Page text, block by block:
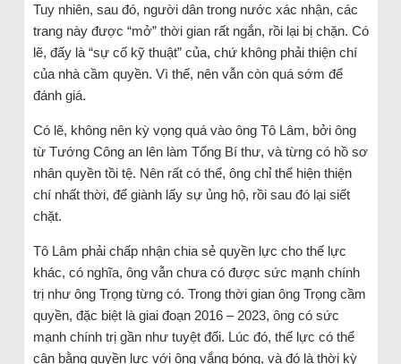
Tuy nhiên, sau đó, người dân trong nước xác nhận, các
trang này được “mở” thời gian rất ngắn, rồi lại bị chặn. Có
lẽ, đấy là “sự cố kỹ thuật” của, chứ không phải thiện chí
của nhà cầm quyền. Vì thế, nên vẫn còn quá sớm để
đánh giá.
Có lẽ, không nên kỳ vọng quá vào ông Tô Lâm, bởi ông
từ Tướng Công an lên làm Tổng Bí thư, và từng có hồ sơ
nhân quyền tồi tệ. Nên rất có thể, ông chỉ thể hiện thiện
chí nhất thời, để giành lấy sự ủng hộ, rồi sau đó lại siết
chặt.
Tô Lâm phải chấp nhận chia sẻ quyền lực cho thế lực
khác, có nghĩa, ông vẫn chưa có được sức mạnh chính
trị như ông Trọng từng có. Trong thời gian ông Trọng cầm
quyền, đặc biệt là giai đoạn 2016 – 2023, ông có sức
mạnh chính trị gần như tuyệt đối. Lúc đó, thế lực có thể
cân bằng quyền lực với ông vắng bóng, và đó là thời kỳ